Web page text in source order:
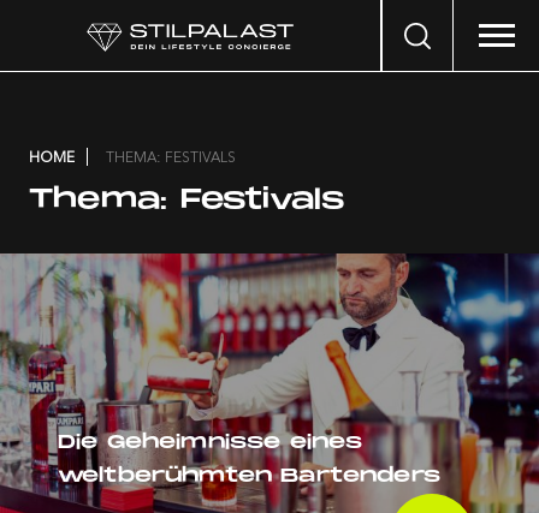
Search
HOME THEMA: FESTIVALS
Thema: Festivals
Die Geheimnisse eines
weltberühmten Bartenders